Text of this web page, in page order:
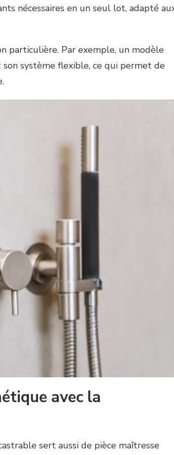
nécessaires en un seul lot, adapté
particulière. Par exemple, un modèle
système flexible, ce qui permet de
avec la
sert aussi de pièce maîtresse